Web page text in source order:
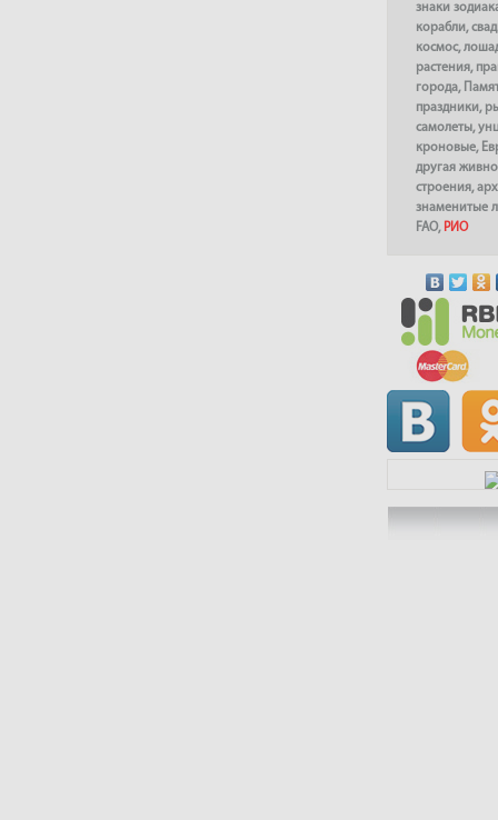
знаки
корабли,
космос,
растения,
города,
праздники,
самолеты,
кроновые,
другая
строения,
знаменитые
FAO, РИО